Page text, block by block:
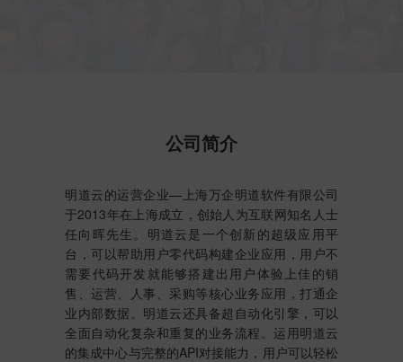
公司简介
明道云的运营企业—上海万企明道软件有限公司
于2013年在上海成立，创始人为互联网知名人士
任向晖先生。明道云是一个创新的超级应用平
台，可以帮助用户零代码构建企业应用，用户不
需要代码开发就能够搭建出用户体验上佳的销
售、运营、人事、采购等核心业务应用，打通企
业内部数据。明道云还具备超自动化引擎，可以
全面自动化复杂和重复的业务流程。运用明道云
的集成中心与完整的API对接能力，用户可以轻松